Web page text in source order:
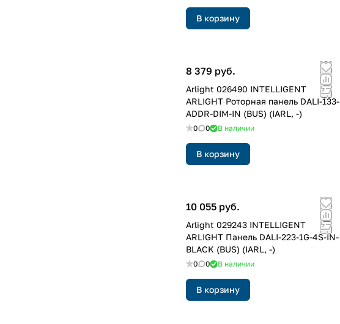
В корзину
8 379 руб.
Arlight 026490 INTELLIGENT
ARLIGHT Роторная панель DALI-133-
ADDR-DIM-IN (BUS) (IARL, -)
0 0 В наличии
В корзину
10 055 руб.
Arlight 029243 INTELLIGENT
ARLIGHT Панель DALI-223-1G-4S-IN-
BLACK (BUS) (IARL, -)
0 0 В наличии
В корзину